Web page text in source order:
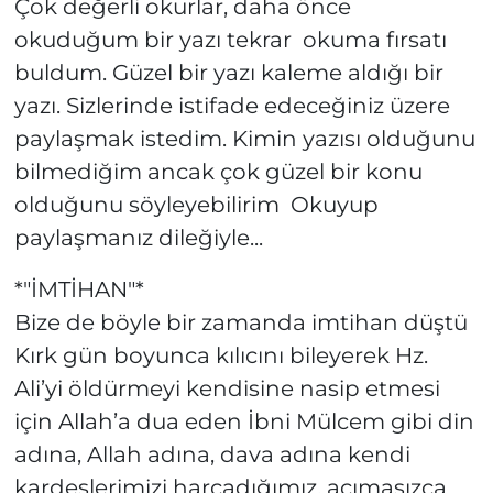
Çok değerli okurlar, daha önce
okuduğum bir yazı tekrar okuma fırsatı
buldum. Güzel bir yazı kaleme aldığı bir
yazı. Sizlerinde istifade edeceğiniz üzere
paylaşmak istedim. Kimin yazısı olduğunu
bilmediğim ancak çok güzel bir konu
olduğunu söyleyebilirim Okuyup
paylaşmanız dileğiyle...
*"İMTİHAN"*
Bize de böyle bir zamanda imtihan düştü
Kırk gün boyunca kılıcını bileyerek Hz.
Ali’yi öldürmeyi kendisine nasip etmesi
için Allah’a dua eden İbni Mülcem gibi din
adına, Allah adına, dava adına kendi